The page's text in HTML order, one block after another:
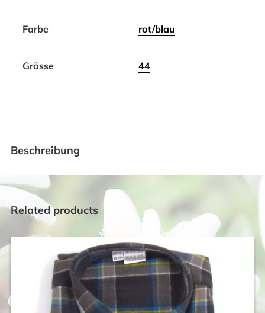
Farbe rot/blau
Grösse 44
Beschreibung
Related products